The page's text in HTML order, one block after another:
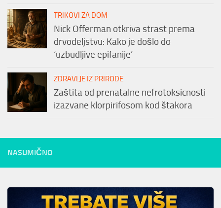
TRIKOVI ZA DOM
Nick Offerman otkriva strast prema
drvodeljstvu: Kako je došlo do
‘uzbudljive epifanije’
ZDRAVLJE IZ PRIRODE
Zaštita od prenatalne nefrotoksicnosti
izazvane klorpirifosom kod štakora
NASUMIČNO